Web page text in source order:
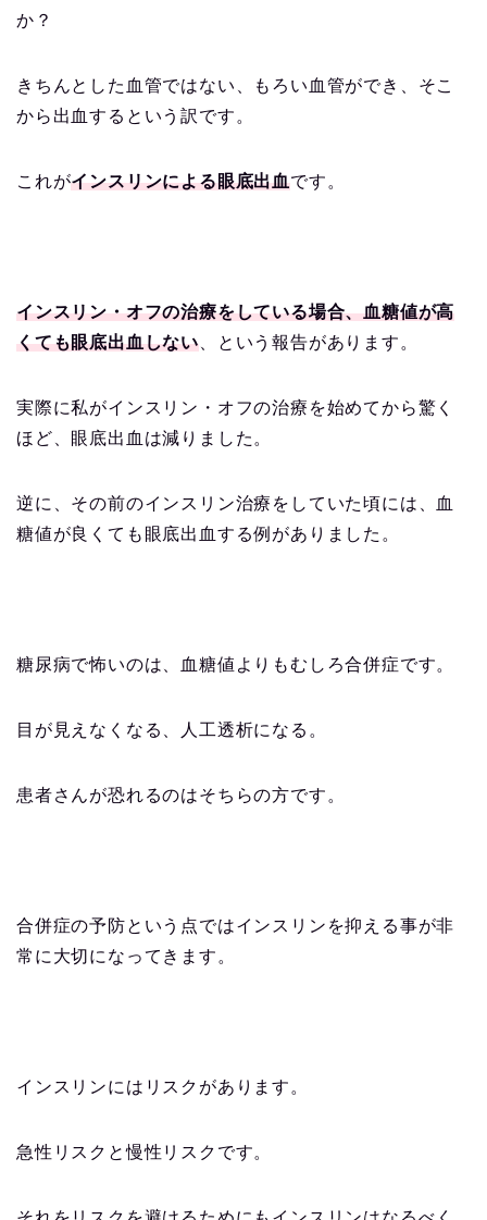
か？
きちんとした血管ではない、もろい血管ができ、そこ
から出血するという訳です。
これがインスリンによる眼底出血です。
インスリン・オフの治療をしている場合、血糖値が高
くても眼底出血しない 、という報告があります。
実際に私がインスリン・オフの治療を始めてから驚く
ほど、眼底出血は減りました。
逆に、その前のインスリン治療をしていた頃には、血
糖値が良くても眼底出血する例がありました。
糖尿病で怖いのは、血糖値よりもむしろ合併症です。
目が見えなくなる、人工透析になる。
患者さんが恐れるのはそちらの方です。
合併症の予防という点ではインスリンを抑える事が非
常に大切になってきます。
インスリンにはリスクがあります。
急性リスクと慢性リスクです。